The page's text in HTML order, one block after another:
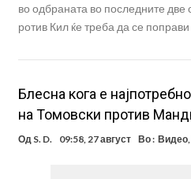
во одбраната во последните две
ротив Кил ќе треба да се
Блесна кога е
на Томовски против
Од S. D. 09:58, 27 август Во : Видео,